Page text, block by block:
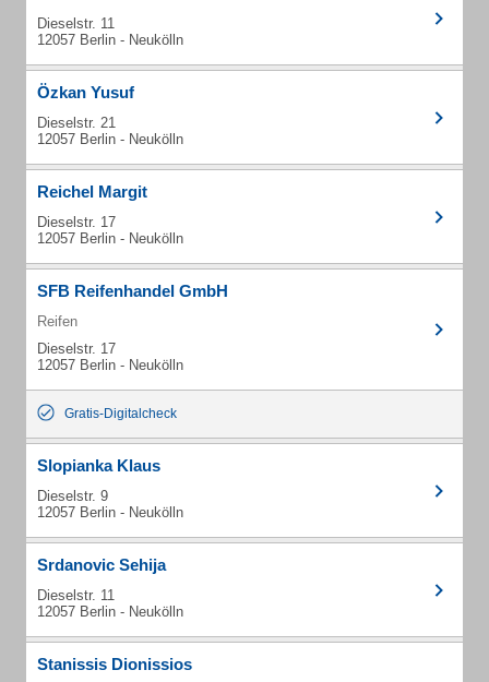
Dieselstr. 11
12057 Berlin - Neukölln
Özkan Yusuf
Dieselstr. 21
12057 Berlin - Neukölln
Reichel Margit
Dieselstr. 17
12057 Berlin - Neukölln
SFB Reifenhandel GmbH
Reifen
Dieselstr. 17
12057 Berlin - Neukölln
Gratis-Digitalcheck
Slopianka Klaus
Dieselstr. 9
12057 Berlin - Neukölln
Srdanovic Sehija
Dieselstr. 11
12057 Berlin - Neukölln
Stanissis Dionissios